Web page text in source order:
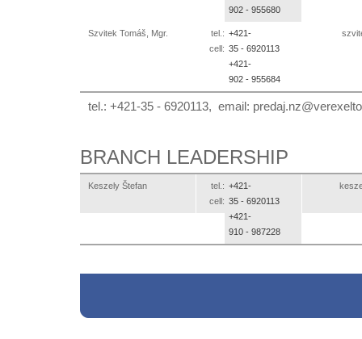
902 - 955680
Szvitek Tomáš, Mgr.
tel.:
cell:
+421-
35 - 6920113
+421-
902 - 955684
tel.: +421-35 - 6920113, email:
BRANCH LEADERSHIP
Keszely Štefan
tel.:
cell:
+421-
35 - 6920113
+421-
910 - 987228